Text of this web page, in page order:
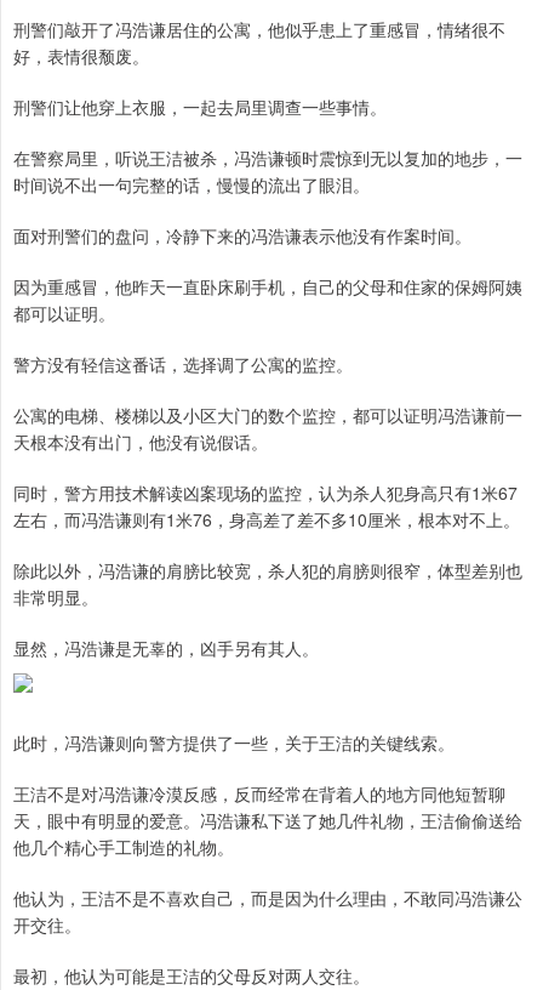
刑警们敲开了冯浩谦居住的公寓，他似乎患上了重感冒，情绪很不
好，表情很颓废。
刑警们让他穿上衣服，一起去局里调查一些事情。
在警察局里，听说王洁被杀，冯浩谦顿时震惊到无以复加的地步，一
时间说不出一句完整的话，慢慢的流出了眼泪。
面对刑警们的盘问，冷静下来的冯浩谦表示他没有作案时间。
因为重感冒，他昨天一直卧床刷手机，自己的父母和住家的保姆阿姨
都可以证明。
警方没有轻信这番话，选择调了公寓的监控。
公寓的电梯、楼梯以及小区大门的数个监控，都可以证明冯浩谦前一
天根本没有出门，他没有说假话。
同时，警方用技术解读凶案现场的监控，认为杀人犯身高只有1米67
左右，而冯浩谦则有1米76，身高差了差不多10厘米，根本对不上。
除此以外，冯浩谦的肩膀比较宽，杀人犯的肩膀则很窄，体型差别也
非常明显。
显然，冯浩谦是无辜的，凶手另有其人。
此时，冯浩谦则向警方提供了一些，关于王洁的关键线索。
王洁不是对冯浩谦冷漠反感，反而经常在背着人的地方同他短暂聊
天，眼中有明显的爱意。冯浩谦私下送了她几件礼物，王洁偷偷送给
他几个精心手工制造的礼物。
他认为，王洁不是不喜欢自己，而是因为什么理由，不敢同冯浩谦公
开交往。
最初，他认为可能是王洁的父母反对两人交往。